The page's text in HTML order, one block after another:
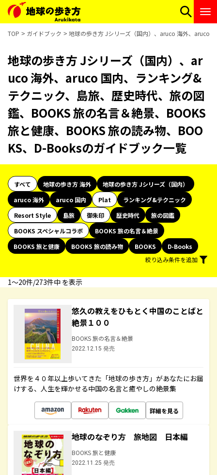
TOP ガイドブック 地球の歩き方 Jシリーズ（国内）、aruco 海外、aruco
地球の歩き方 Jシリーズ（国内）、ar
uco 海外、aruco 国内、ランキング&
テクニック、島旅、歴史時代、旅の図
鑑、BOOKS 旅の名言＆絶景、BOOKS
旅と健康、BOOKS 旅の読み物、BOO
KS、D-Booksのガイドブック一覧
すべて 地球の歩き方 海外
地球の歩き方 Jシリーズ（国内）
aruco 海外
aruco 国内 Plat
ランキング&テクニック
Resort Style
島旅 御朱印 歴史時代
旅の図鑑
BOOKS スペシャルコラボ
BOOKS 旅の名言＆絶景
BOOKS 旅と健康
BOOKS 旅の読み物 BOOKS
D-Books
絞り込み条件を追加
1〜20件/273件中 を表示
悠久の教えをひもとく中国のことばと
絶景１００
BOOKS 旅の名言＆絶景
2022.12.15 発売
世界を４０年以上歩いてきた「地球の歩き方」があなたにお届
けする、人生を輝かせる中国の名言と癒やしの絶景集
詳細を見る
地球のなぞり方 旅地図 日本編
BOOKS 旅と健康
2022.11.25 発売